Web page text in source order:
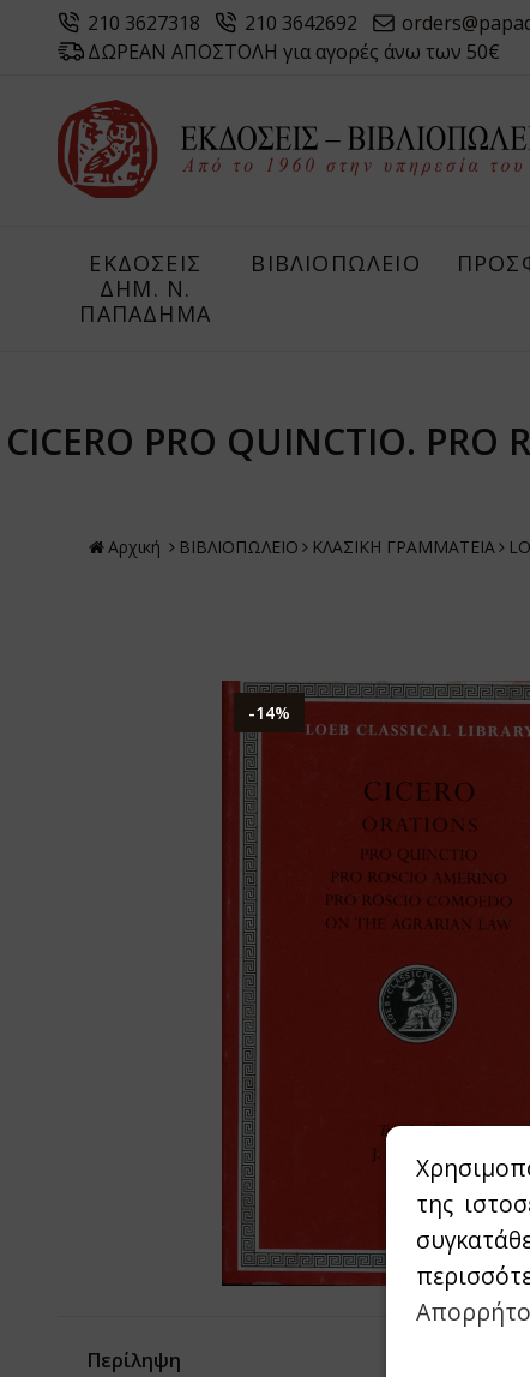
210 3627318 210 3642692
ΔΩΡΕΑΝ ΑΠΟΣΤΟΛΗ για αγορές άνω των 50€
ΕΚΔΟΣΕΙΣ
ΔHM. Ν.
ΠΑΠΑΔΗΜΑ
ΒΙΒΛΙΟΠΩΛΕΙΟ
CICERO PRO QUINCTIO. PRO
Αρχική ΒΙΒΛΙΟΠΩΛΕΙΟ ΚΛΑΣΙΚΗ ΓΡΑΜΜΑΤΕΙΑ
-14%
Περίληψη
της